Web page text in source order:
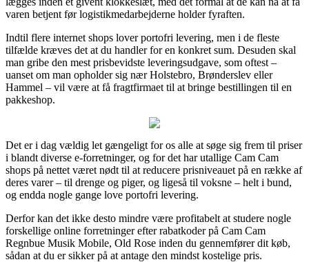
varen betjent før logistikmedarbejderne holder fyraften.
Indtil flere internet shops lover portofri levering, men i de fleste
tilfælde kræves det at du handler for en konkret sum. Desuden skal
man gribe den mest prisbevidste leveringsudgave, som oftest –
uanset om man opholder sig nær Holstebro, Brønderslev eller
Hammel – vil være at få fragtfirmaet til at bringe bestillingen til en
pakkeshop.
Det er i dag vældig let gængeligt for os alle at søge sig frem til priser
i blandt diverse e-forretninger, og for det har utallige Cam Cam
shops på nettet været nødt til at reducere prisniveauet på en række af
deres varer – til drenge og piger, og ligeså til voksne – helt i bund,
og endda nogle gange love portofri levering.
Derfor kan det ikke desto mindre være profitabelt at studere nogle
forskellige online forretninger efter rabatkoder på Cam Cam
Regnbue Musik Mobile, Old Rose inden du gennemfører dit køb,
sådan at du er sikker på at antage den mindst kostelige pris.